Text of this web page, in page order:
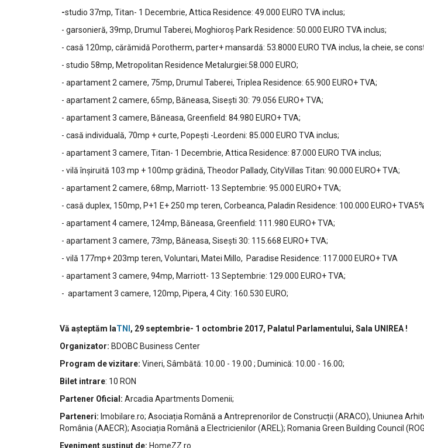
-studio 37mp, Titan- 1 Decembrie, Attica Residence: 49.000 EURO TVA inclus;
- garsonieră, 39mp, Drumul Taberei, Moghioroș Park Residence: 50.000 EURO TVA inclus;
- casă 120mp, cărămidă Porotherm, parter+ mansardă: 53.8000 EURO TVA inclus, la cheie, se
- studio 58mp, Metropolitan Residence Metalurgiei:58.000 EURO;
- apartament 2 camere, 75mp, Drumul Taberei, Triplea Residence: 65.900 EURO+ TVA;
- apartament 2 camere, 65mp, Băneasa, Sisești 30: 79.056 EURO+ TVA;
- apartament 3 camere, Băneasa, Greenfield: 84.980 EURO+ TVA;
- casă individuală, 70mp + curte, Popești -Leordeni: 85.000 EURO TVA inclus;
- apartament 3 camere, Titan- 1 Decembrie, Attica Residence: 87.000 EURO TVA inclus;
- vilă înșiruită 103 mp + 100mp grădină, Theodor Pallady, CityVillas Titan: 90.000 EURO+ TVA;
- apartament 2 camere, 68mp, Marriott- 13 Septembrie: 95.000 EURO+ TVA;
- casă duplex, 150mp, P+1 E+ 250 mp teren, Corbeanca, Paladin Residence: 100.000 EURO+
- apartament 4 camere, 124mp, Băneasa, Greenfield: 111.980 EURO+ TVA;
- apartament 3 camere, 73mp, Băneasa, Sisești 30: 115.668 EURO+ TVA;
- vilă 177mp+ 203mp teren, Voluntari, Matei Millo, Paradise Residence: 117.000 EURO+ TVA
- apartament 3 camere, 94mp, Marriott- 13 Septembrie: 129.000 EURO+ TVA;
- apartament 3 camere, 120mp, Pipera, 4 City: 160.530 EURO;
Vă așteptăm laTNI , 29 septembrie- 1 octombrie 2017, Palatul Parlamentului, Sala UNIREA !
Organizator: BDOBC Business Center
Program de vizitare: Vineri, Sâmbătă: 10.00 - 19.00 ; Duminică: 10.00 - 16.00;
Bilet intrare: 10 RON
Partener Oficial: Arcadia Apartments Domenii;
Parteneri: Imobilare.ro; Asociația Română a Antreprenorilor de Construcții (ARACO), Uniunea
România (AAECR); Asociația Română a Electricienilor (AREL); Romania Green Building Council
Eveniment susținut de: HomeZZ.ro